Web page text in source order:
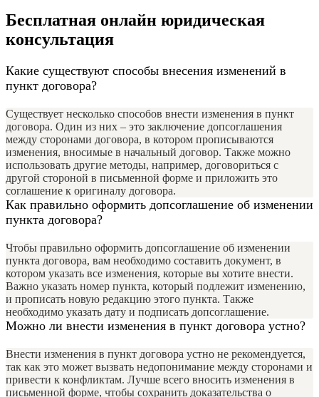
Бесплатная онлайн юридическая
консультация
Какие существуют способы внесения изменений в
пункт договора?
Существует несколько способов внести изменения в пункт
договора. Один из них – это заключение допсоглашения
между сторонами договора, в котором прописываются
изменения, вносимые в начальный договор. Также можно
использовать другие методы, например, договориться с
другой стороной в письменной форме и приложить это
соглашение к оригиналу договора.
Как правильно оформить допсоглашение об изменении
пункта договора?
Чтобы правильно оформить допсоглашение об изменении
пункта договора, вам необходимо составить документ, в
котором указать все изменения, которые вы хотите внести.
Важно указать номер пункта, который подлежит изменению,
и прописать новую редакцию этого пункта. Также
необходимо указать дату и подписать допсоглашение.
Можно ли внести изменения в пункт договора устно?
Внести изменения в пункт договора устно не рекомендуется,
так как это может вызвать недопонимание между сторонами и
привести к конфликтам. Лучше всего вносить изменения в
письменной форме, чтобы сохранить доказательства о